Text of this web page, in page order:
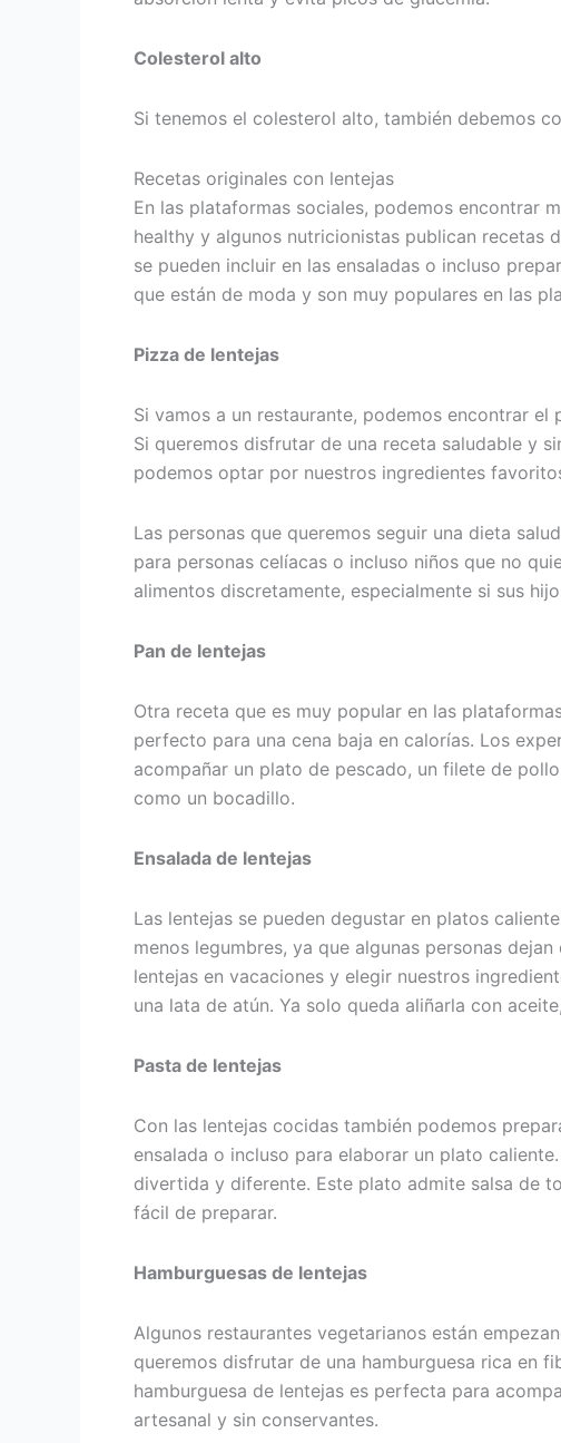
Colesterol alto
Si tenemos el colesterol alto, también debemos
Recetas originales con lentejas
En las plataformas sociales, podemos encontrar
healthy y algunos nutricionistas publican recetas
se pueden incluir en las ensaladas o incluso
que están de moda y son muy populares en las
Pizza de lentejas
Si vamos a un restaurante, podemos encontrar
Si queremos disfrutar de una receta saludable y
podemos optar por nuestros ingredientes
Las personas que queremos seguir una dieta
para personas celíacas o incluso niños que no
alimentos discretamente, especialmente si sus
Pan de lentejas
Otra receta que es muy popular en las
perfecto para una cena baja en calorías. Los
acompañar un plato de pescado, un filete de
como un bocadillo.
Ensalada de lentejas
Las lentejas se pueden degustar en platos
menos legumbres, ya que algunas personas
lentejas en vacaciones y elegir nuestros
una lata de atún. Ya solo queda aliñarla con
Pasta de lentejas
Con las lentejas cocidas también podemos
ensalada o incluso para elaborar un plato
divertida y diferente. Este plato admite salsa de
fácil de preparar.
Hamburguesas de lentejas
Algunos restaurantes vegetarianos están
queremos disfrutar de una hamburguesa rica en
hamburguesa de lentejas es perfecta para
artesanal y sin conservantes.